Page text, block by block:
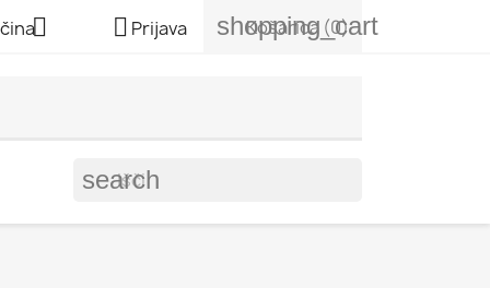
  Prijava shopping_cart
Košarica (0)
search